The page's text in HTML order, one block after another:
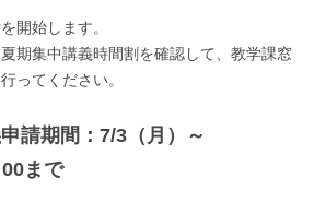
開始します。
期集中講義時間割を確認して、教学課窓
ってください。
請期間：7/3（月）～
まで